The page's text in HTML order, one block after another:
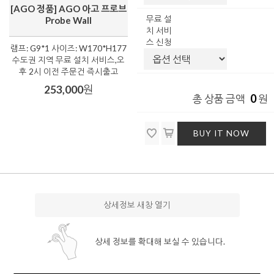
[AGO 정품] AGO 아고 프로브
Probe Wall
램프: G9*1 사이즈: W170*H177
수도권 지역 무료 설치 서비스,오
후 2시 이전 주문건 즉시출고
253,000원
무료 설
치 서비
스 신청
총 상품 금액 0원
BUY IT NOW
상세정보 새창 열기
상세 정보를 확대해 보실 수 있습니다.